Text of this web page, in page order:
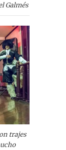
Galmés
trajes